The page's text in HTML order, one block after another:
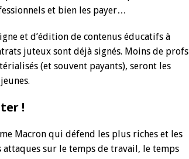
et bien les payer…
et d’édition de contenus éducatifs à
juteux sont déjà signés. Moins de profs
(et souvent payants), seront les
!
Macron qui défend les plus riches et les
sur le temps de travail, le temps